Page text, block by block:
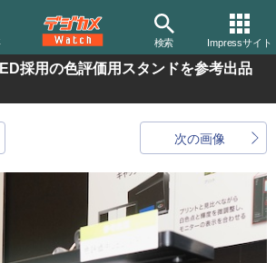
検索 Impressサイト
採用の色評価用スタンドを参考出品
次の画像